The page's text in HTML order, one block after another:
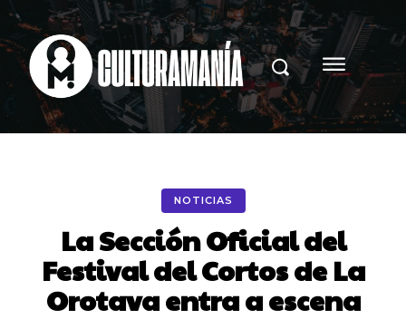
NOTICIAS
La Sección Oficial del
Festival del Cortos de La
Orotava entra a escena